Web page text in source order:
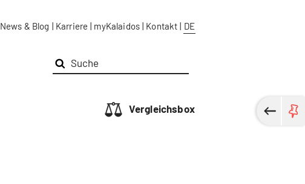
News & Blog | Karriere | myKalaidos | Kontakt | DE
Vergleichsbox